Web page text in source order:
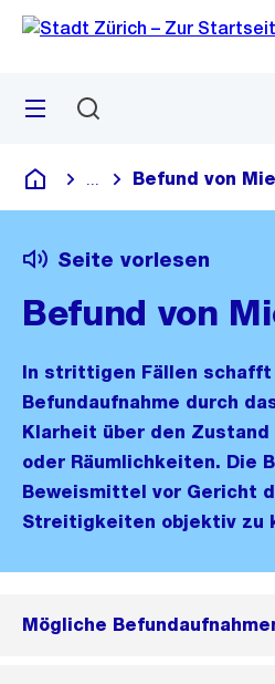
Navigation
Sprunglink
Menü
Deutsch
Blende alle Breadcrumbs
Befund von
Seite vorlesen
Befund von
In strittigen Fällen schafft
Befundaufnahme durch
Klarheit über den
oder Räumlichkeiten. Die
Beweismittel vor Gericht
Streitigkeiten objektiv zu
Mögliche